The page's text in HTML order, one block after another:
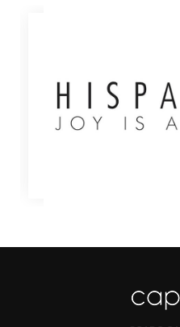
A venit timpul sa te
din piele 100% naturala!
rasfatate cu articole de